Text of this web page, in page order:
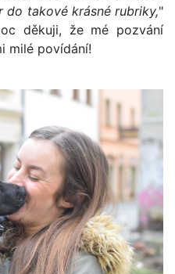
takové krásné rubriky,"
děkuji, že mé pozvání
milé povídání!